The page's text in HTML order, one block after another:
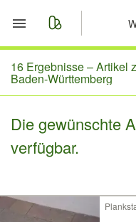
Start
Merkliste
Nachrichten
16 Ergebnisse –Artikel
Baden-Württemberg
Die gewünschte
verfügbar.